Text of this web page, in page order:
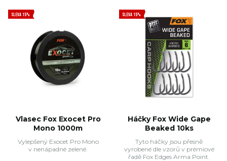
SLEVA 15%
Vlasec Fox Exocet Pro
Mono 1000m
Vylepšený Exocet Pro Mono
v nenápadné zelené.
SLEVA 15%
Háčky Fox Wide Gape
Beaked 10ks
Tyto háčky jsou přesně
vyrobené dle vzorů v prémiové
řadě Fox Edges Arma Point.